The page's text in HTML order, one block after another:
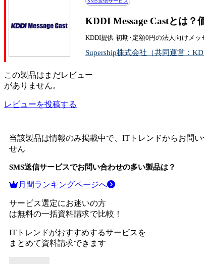
KDDI Message Castとは？
KDDI提供 初期･定額0円の法人向けメッ
Supership株式会社（共同運営：
この製品はまだレビュー
がありません。
レビューを投稿する
当該製品は情報のみ掲載中で、ITトレンドからお問い
せん
SMS送信サービスでお問い合わせの多い製品は？
月間ランキングページへ
サービス選定にお迷いの方
は無料の一括資料請求で比較！
ITトレンドがおすすめするサービスを
まとめて資料請求できます